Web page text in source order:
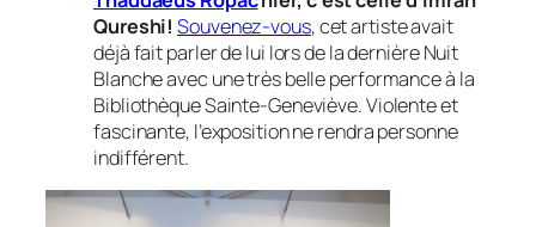
Qureshi! Souvenez-vous, cet artiste avait
déjà fait parler de lui lors de la dernière Nuit
Blanche avec une très belle performance à la
Bibliothèque Sainte-Geneviève. Violente et
fascinante, l’exposition ne rendra personne
indifférent.